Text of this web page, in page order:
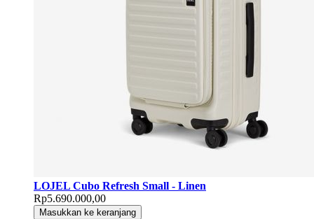
LOJEL Cubo Refresh Small - Linen
Rp5.690.000,00
Masukkan ke keranjang